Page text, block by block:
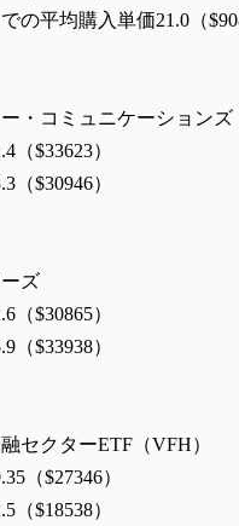
の平均購入単価21.0（
・コミュニケーションズ
（$33623）
（$30946）
ズ
（$30865）
（$33938）
セクターETF（VFH）
（$27346）
（$18538）